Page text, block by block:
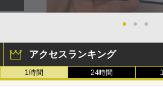
● ● ●
アクセスランキング
1時間 24時間